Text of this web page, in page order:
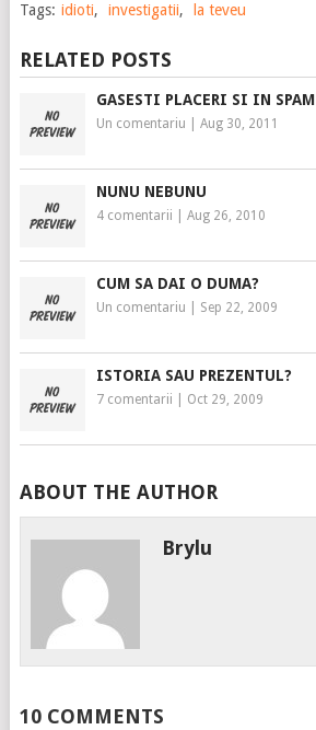
Tags: idioti, investigatii, la teveu
RELATED POSTS
GASESTI PLACERI SI IN SPAM
Un comentariu Aug 30, 2011
NUNU NEBUNU
4 comentarii Aug 26, 2010
CUM SA DAI O DUMA?
Un comentariu Sep 22, 2009
ISTORIA SAU PREZENTUL?
7 comentarii Oct 29, 2009
ABOUT THE AUTHOR
Brylu
10 COMMENTS